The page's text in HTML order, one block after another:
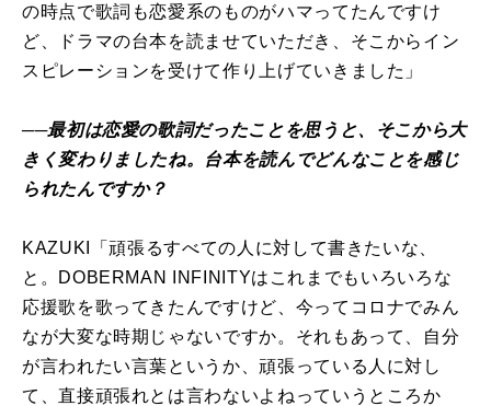
の時点で歌詞も恋愛系のものがハマってたんですけ
ど、ドラマの台本を読ませていただき、そこからイン
スピレーションを受けて作り上げていきました」
──最初は恋愛の歌詞だったことを思うと、そこから大
きく変わりましたね。台本を読んでどんなことを感じ
られたんですか？
KAZUKI「頑張るすべての人に対して書きたいな、
と。DOBERMAN INFINITYはこれまでもいろいろな
応援歌を歌ってきたんですけど、今ってコロナでみん
なが大変な時期じゃないですか。それもあって、自分
が言われたい言葉というか、頑張っている人に対し
て、直接頑張れとは言わないよねっていうところか